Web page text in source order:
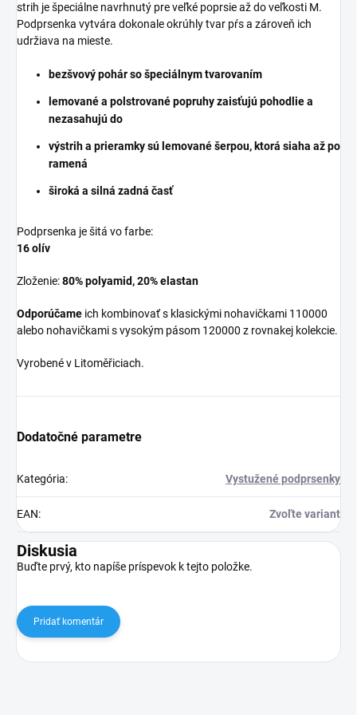
strih je špeciálne navrhnutý pre veľké poprsie až do veľkosti M.
Podprsenka vytvára dokonale okrúhly tvar pŕs a zároveň ich
udržiava na mieste.
bezšvový pohár so špeciálnym tvarovaním
lemované a polstrované popruhy zaisťujú pohodlie a
nezasahujú do
výstrih a prieramky sú lemované šerpou, ktorá siaha až po
ramená
široká a silná zadná časť
Podprsenka je šitá vo farbe:
16 olív
Zloženie:80% polyamid, 20% elastan
Odporúčame ich kombinovať s klasickými nohavičkami 110000
alebo nohavičkami s vysokým pásom 120000 z rovnakej kolekcie.
Vyrobené v Litoměřiciach.
Dodatočné parametre
Kategória: Vystužené podprsenky
EAN: Zvoľte variant
Diskusia
Buďte prvý, kto napíše príspevok k tejto položke.
Pridať komentár